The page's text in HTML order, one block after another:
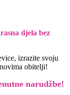
djela bez
izrazite svoju
obitelji!
narudžbe!